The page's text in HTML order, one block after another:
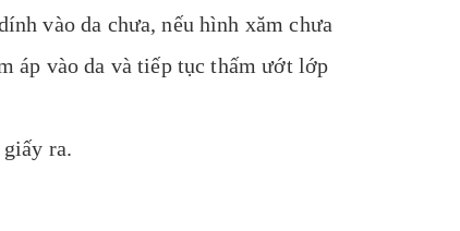
vào da chưa, nếu hình xăm chưa
áp vào da và tiếp tục thấm ướt lớp
ra.